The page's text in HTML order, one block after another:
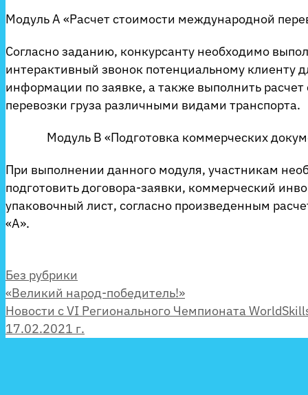
Модуль А «Расчет стоимости международной
Согласно заданию, конкурсанту необходимо
интерактивный звонок потенциальному клиенту
информации по заявке, а также выполнить расчет
перевозки груза различными видами транспорта.
Модуль В «Подготовка коммерческих
При выполнении данного модуля, участникам
подготовить договора-заявки, коммерческий
упаковочный лист, согласно произведенным
«А».
Рубрики
Без рубрики
«Великий народ-победитель!»
Новости с VI Регионального Чемпионата
17.02.2021 г.